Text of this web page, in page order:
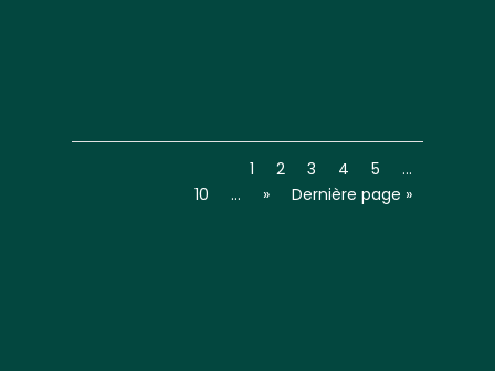
1 2 3 4 5
…
10
… » Dernière page »